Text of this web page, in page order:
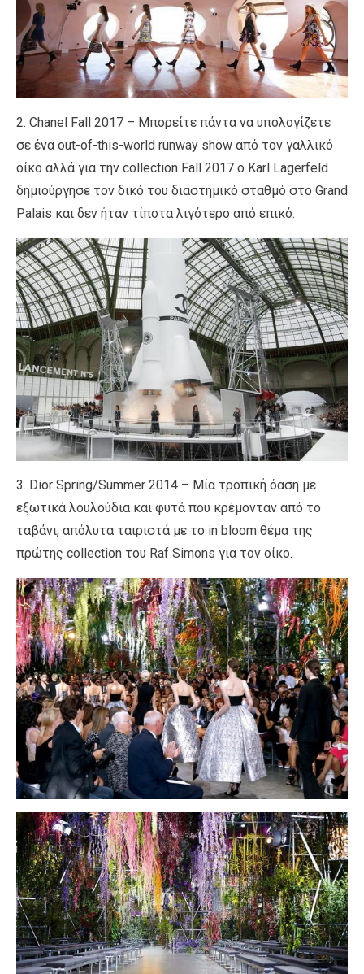
2. Chanel Fall 2017 – Μπορείτε πάντα να υπολογίζετε
σε ένα out-of-this-world runway show από τον γαλλικό
οίκο αλλά για την collection Fall 2017 ο Karl Lagerfeld
δημιούργησε τον δικό του διαστημικό σταθμό στο Grand
Palais και δεν ήταν τίποτα λιγότερο από επικό.
3. Dior Spring/Summer 2014 – Mία τροπική όαση με
εξωτικά λουλούδια και φυτά που κρέμονταν από το
ταβάνι, απόλυτα ταιριστά με το in bloom θέμα της
πρώτης collection του Raf Simons για τον οίκο.